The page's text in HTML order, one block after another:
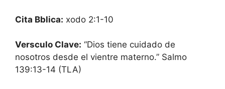
Cita Bblica: xodo 2:1-10
Versculo Clave: “Dios tiene cuidado de
nosotros desde el vientre materno.” Salmo
139:13-14 (TLA)